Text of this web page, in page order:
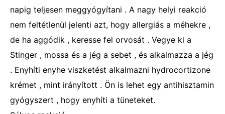
napig teljesen meggyógyítani . A nagy helyi reakció
nem feltétlenül jelenti azt, hogy allergiás a méhekre ,
de ha aggódik , keresse fel orvosát . Vegye ki a
Stinger , mossa és a jég a sebet , és alkalmazza a jég
. Enyhíti enyhe viszketést alkalmazni hydrocortizone
krémet , mint irányított . Ön is lehet egy antihisztamin
gyógyszert , hogy enyhíti a tüneteket.